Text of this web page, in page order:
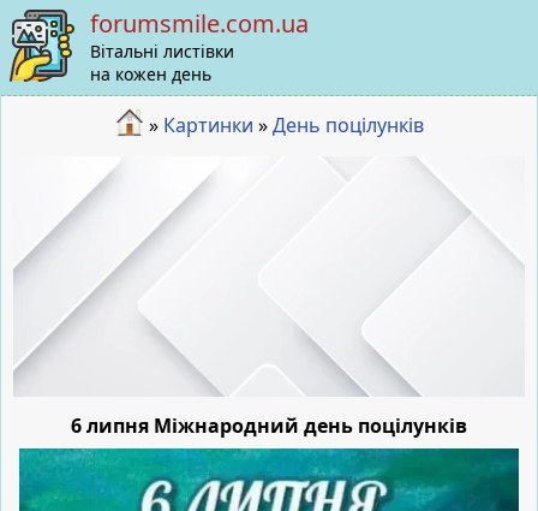
forumsmile.com.ua
Вітальні листівки
на кожен день
» Картинки »День поцілунків
6 липня Міжнародний день поцілунків